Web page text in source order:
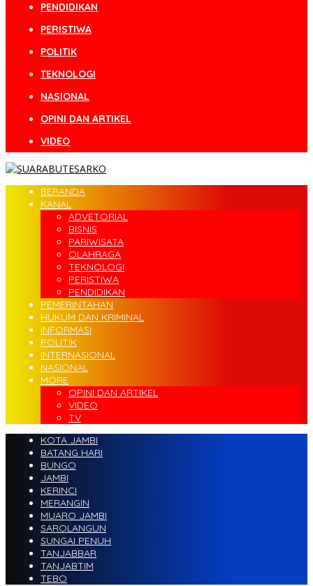
PENDIDIKAN
PERISTIWA
POLITIK
TEKNOLOGI
NASIONAL
OPINI DAN ARTIKEL
VIDEO
BERANDA
KANAL
ADVETORIAL
BISNIS
PARIWISATA
OLAHRAGA
TEKNOLOGI
PERISTIWA
PENDIDIKAN
PEMERINTAHAN
HUKUM DAN KRIMINAL
INFORMASI
POLITIK
INTERNASIONAL
NASIONAL
MORE
OPINI DAN ARTIKEL
VIDEO
TV
KOTA JAMBI
BATANG HARI
BUNGO
JAMBI
KERINCI
MERANGIN
MUARO JAMBI
SAROLANGUN
SUNGAI PENUH
TANJABBAR
TANJABTIM
TEBO